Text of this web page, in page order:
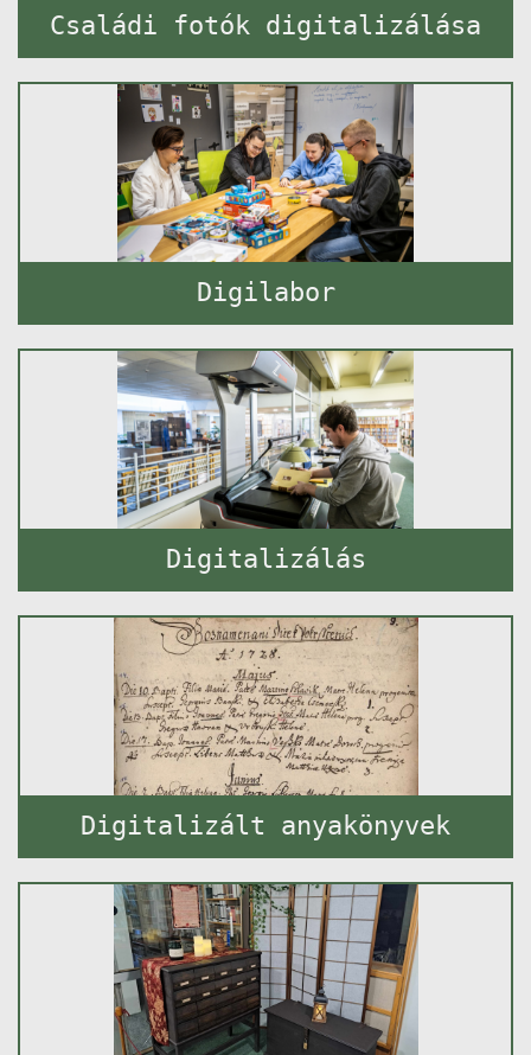
Családi fotók digitalizálása
Digilabor
Digitalizálás
Digitalizált anyakönyvek